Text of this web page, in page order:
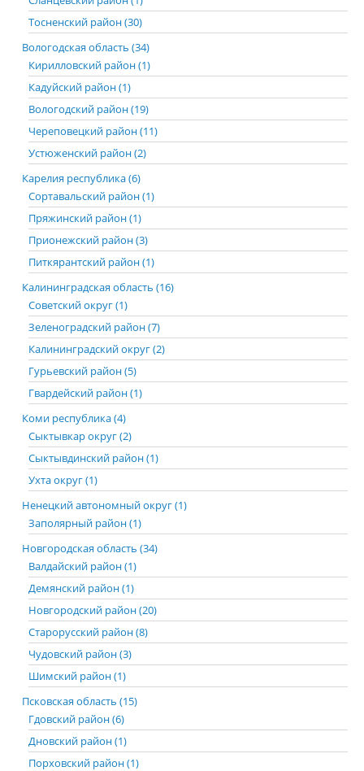
Тосненский район (30)
Вологодская область (34)
Кирилловский район (1)
Кадуйский район (1)
Вологодский район (19)
Череповецкий район (11)
Устюженский район (2)
Карелия республика (6)
Сортавальский район (1)
Пряжинский район (1)
Прионежский район (3)
Питкярантский район (1)
Калининградская область (16)
Советский округ (1)
Зеленоградский район (7)
Калининградский округ (2)
Гурьевский район (5)
Гвардейский район (1)
Коми республика (4)
Сыктывкар округ (2)
Сыктывдинский район (1)
Ухта округ (1)
Ненецкий автономный округ (1)
Заполярный район (1)
Новгородская область (34)
Валдайский район (1)
Демянский район (1)
Новгородский район (20)
Старорусский район (8)
Чудовский район (3)
Шимский район (1)
Псковская область (15)
Гдовский район (6)
Дновский район (1)
Порховский район (1)